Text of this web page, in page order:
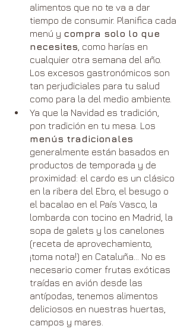
alimentos que no te va a dar
tiempo de consumir. Planifica cada
menú y compra solo lo que
necesites , como harías en
cualquier otra semana del año.
Los excesos gastronómicos son
tan perjudiciales para tu salud
como para la del medio ambiente.
Ya que la Navidad es tradición,
pon tradición en tu mesa. Los
menús tradicionales
generalmente están basados en
productos de temporada y de
proximidad: el cardo es un clásico
en la ribera del Ebro, el besugo o
el bacalao en el País Vasco, la
lombarda con tocino en Madrid, la
sopa de galets y los canelones
(receta de aprovechamiento,
¡toma nota!) en Cataluña… No es
necesario comer frutas exóticas
traídas en avión desde las
antípodas, tenemos alimentos
deliciosos en nuestras huertas,
campos y mares.